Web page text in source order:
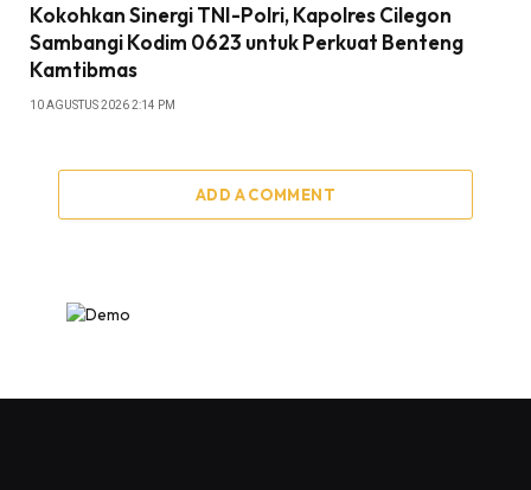
Kokohkan Sinergi TNI-Polri, Kapolres Cilegon
Sambangi Kodim 0623 untuk Perkuat Benteng
Kamtibmas
10 AGUSTUS 2026 2:14 PM
ADD A COMMENT